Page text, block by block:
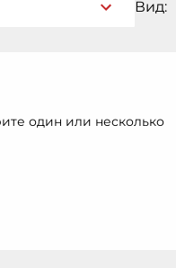
Вид:
один или несколько